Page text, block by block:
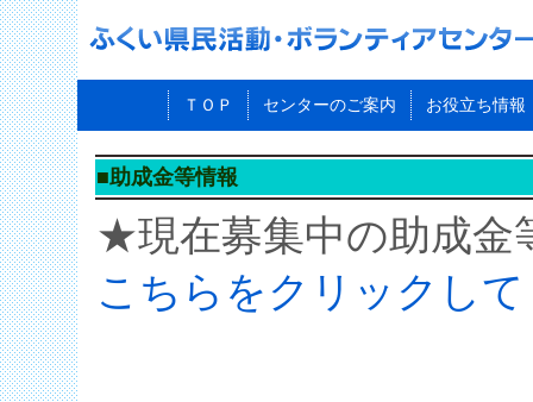
ＴＯＰ センターのご案内 お役立ち情報
■助成金等情報
★現在募集中の助成
こちらをクリックし